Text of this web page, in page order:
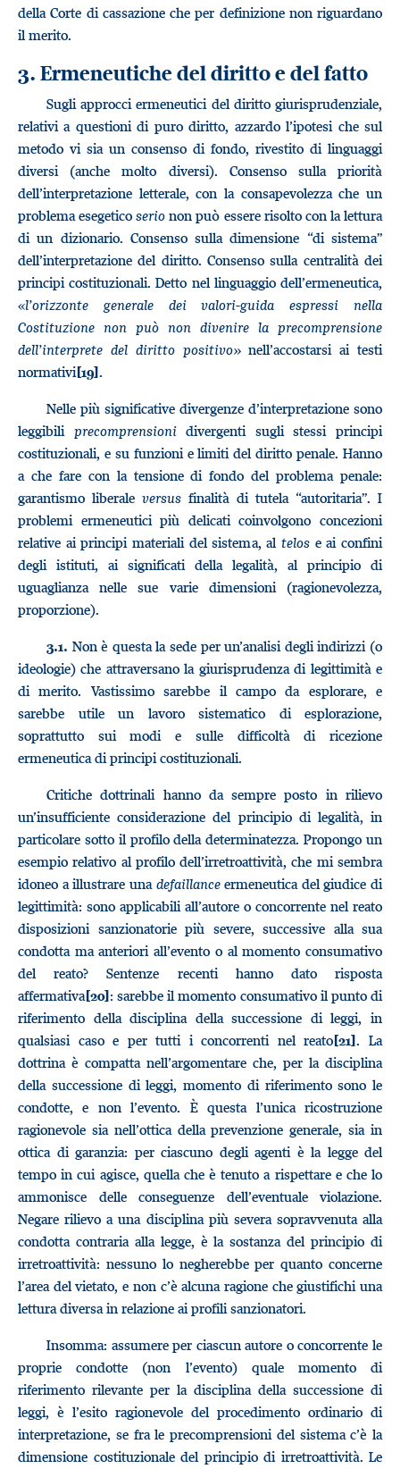
della Corte di cassazione che per definizione non riguardano
il merito.
3. Ermeneutiche del diritto e del fatto
Sugli approcci ermeneutici del diritto giurisprudenziale,
relativi a questioni di puro diritto, azzardo l’ipotesi che sul
metodo vi sia un consenso di fondo, rivestito di linguaggi
diversi (anche molto diversi). Consenso sulla priorità
dell’interpretazione letterale, con la consapevolezza che un
problema esegeticoserio non può essere risolto con la lettura
di un dizionario. Consenso sulla dimensione “di sistema”
dell’interpretazione del diritto. Consenso sulla centralità dei
principi costituzionali. Detto nel linguaggio dell’ermeneutica,
«l’orizzonte generale dei valori-guida espressi nella
Costituzione non può non divenire la precomprensione
dell’interprete del diritto positivo»nell’accostarsi ai testi
normativi[19].
Nelle più significative divergenze d’interpretazione sono
leggibili precomprensionidivergenti sugli stessi principi
costituzionali, e su funzioni e limiti del diritto penale. Hanno
a che fare con la tensione di fondo del problema penale:
garantismo liberale versus finalità di tutela “autoritaria”. I
problemi ermeneutici più delicati coinvolgono concezioni
relative ai principi materiali del sistema, al telose ai confini
degli istituti, ai significati della legalità, al principio di
uguaglianza nelle sue varie dimensioni (ragionevolezza,
proporzione).
3.1. Non è questa la sede per un’analisi degli indirizzi (o
ideologie) che attraversano la giurisprudenza di legittimità e
di merito. Vastissimo sarebbe il campo da esplorare, e
sarebbe utile un lavoro sistematico di esplorazione,
soprattutto sui modi e sulle difficoltà di ricezione
ermeneutica di principi costituzionali.
Critiche dottrinali hanno da sempre posto in rilievo
un’insufficiente considerazione del principio di legalità, in
particolare sotto il profilo della determinatezza. Propongo un
esempio relativo al profilo dell’irretroattività, che mi sembra
idoneo a illustrare una defaillanceermeneutica del giudice di
legittimità: sono applicabili all’autore o concorrente nel reato
disposizioni sanzionatorie più severe, successive alla sua
condotta ma anteriori all’evento o al momento consumativo
del reato? Sentenze recenti hanno dato risposta
affermativa[20]: sarebbe il momento consumativo il punto di
riferimento della disciplina della successione di leggi, in
qualsiasi caso e per tutti i concorrenti nel reato[21]. La
dottrina è compatta nell’argomentare che, per la disciplina
della successione di leggi, momento di riferimento sono le
condotte, e non l’evento. È questa l’unica ricostruzione
ragionevole sia nell’ottica della prevenzione generale, sia in
ottica di garanzia: per ciascuno degli agenti è la legge del
tempo in cui agisce, quella che è tenuto a rispettare e che lo
ammonisce delle conseguenze dell’eventuale violazione.
Negare rilievo a una disciplina più severa sopravvenuta alla
condotta contraria alla legge, è la sostanza del principio di
irretroattività: nessuno lo negherebbe per quanto concerne
l’area del vietato, e non c’è alcuna ragione che giustifichi una
lettura diversa in relazione ai profili sanzionatori.
Insomma: assumere per ciascun autore o concorrente le
proprie condotte (non l’evento) quale momento di
riferimento rilevante per la disciplina della successione di
leggi, è l’esito ragionevole del procedimento ordinario di
interpretazione, se fra le precomprensioni del sistema c’è la
dimensione costituzionale del principio di irretroattività. Le